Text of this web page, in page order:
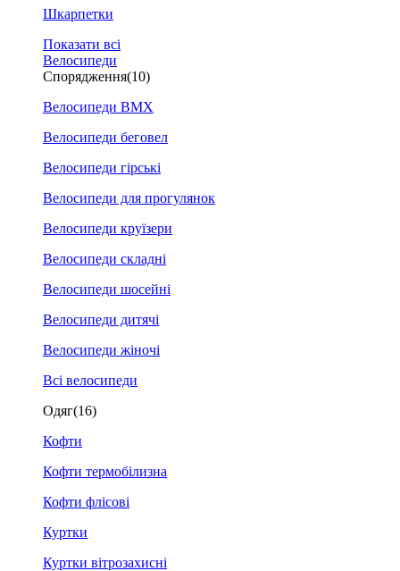
Шкарпетки
Показати всі
Велосипеди
Спорядження(10)
Велосипеди BMX
Велосипеди беговел
Велосипеди гірські
Велосипеди для прогулянок
Велосипеди круїзери
Велосипеди складні
Велосипеди шосейні
Велосипеди дитячі
Велосипеди жіночі
Всі велосипеди
Одяг(16)
Кофти
Кофти термобілизна
Кофти флісові
Куртки
Куртки вітрозахисні